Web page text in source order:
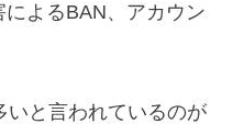
によるBAN、アカウン
いと言われているのが